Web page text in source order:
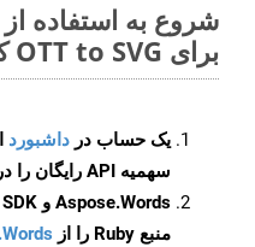
برای OTT to SVG کنید
یک حساب در داشبورد
سهمیه API رایگان را دریافت کنید
منبع Ruby را از